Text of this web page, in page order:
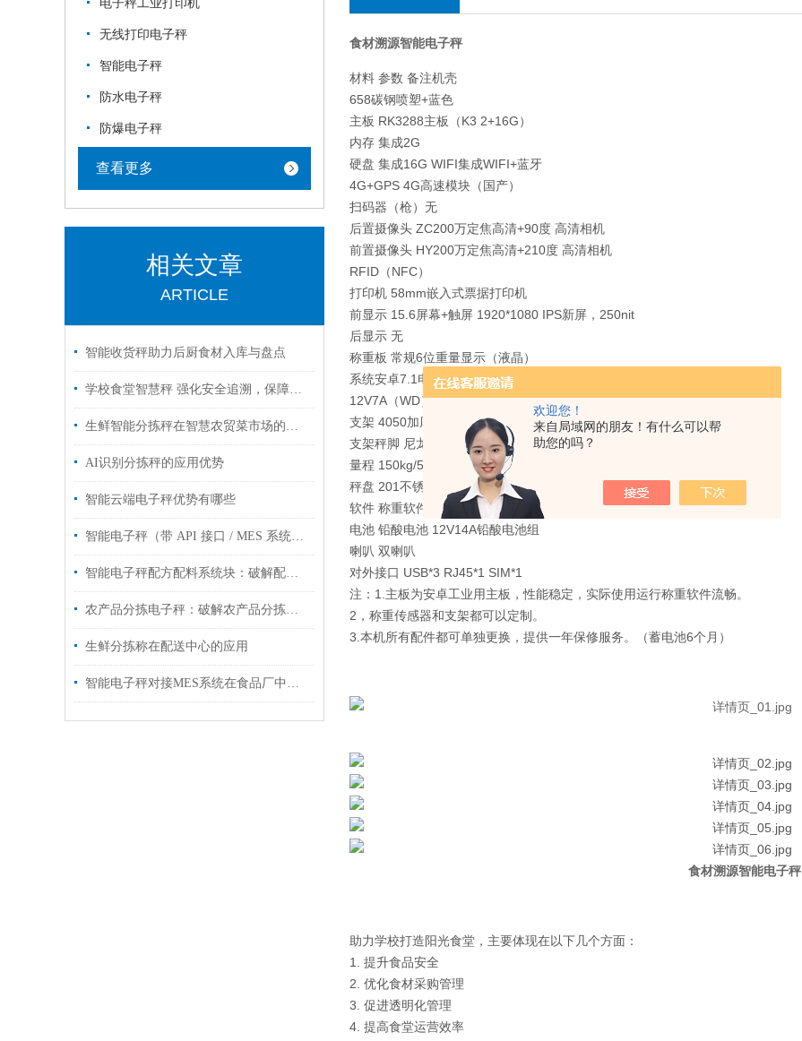
欢迎您！
来自局域网的朋友！有什么可以帮
助您的吗？
电子秤工业打印机
无线打印电子秤
智能电子秤
防水电子秤
防爆电子秤
查看更多
相关文章
ARTICLE
智能收货秤助力后厨食材入库与盘点
学校食堂智慧秤 强化安全追溯，保障饮食安全
生鲜智能分拣秤在智慧农贸菜市场的应用
AI识别分拣秤的应用优势
智能云端电子秤优势有哪些
智能电子秤（带 API 接口 / MES 系统对接）工业管控智能化升级
智能电子秤配方配料系统块：破解配方配料痛点，筑牢生产精准防线
农产品分拣电子秤：破解农产品分拣难题
生鲜分拣称在配送中心的应用
智能电子秤对接MES系统在食品厂中的应用
食材溯源智能电子秤
材料 参数 备注机壳
658碳钢喷塑+蓝色
主板 RK3288主板（K3 2+16G）
内存 集成2G
硬盘 集成16G WIFI集成WIFI+蓝牙
4G+GPS 4G高速模块（国产）
扫码器（枪）无
后置摄像头 ZC200万定焦高清+90度 高清相机
前置摄像头 HY200万定焦高清+210度 高清相机
RFID（NFC）
打印机 58mm嵌入式票据打印机
前显示 15.6屏幕+触屏 1920*1080 IPS新屏，250nit
后显示 无
称重板 常规6位重量显示（液晶）
系统安卓7.1电源
12V7A（WD）
支架 4050加厚碳钢支架 可定制
支架秤脚 尼龙轮
量程 150kg/50g可定制
秤盘 201不锈钢40*50cm无，提供SDK可定制
软件 称重软件
电池 铅酸电池 12V14A铅酸电池组
喇叭 双喇叭
对外接口 USB*3 RJ45*1 SIM*1
注：1.主板为安卓工业用主板，性能稳定，实际使用运行称重软件流畅。
2，称重传感器和支架都可以定制。
3.本机所有配件都可单独更换，提供一年保修服务。（蓄电池6个月）
食材溯源智能电子秤
助力学校打造阳光食堂，主要体现在以下几个方面：
1. 提升食品安全
2. 优化食材采购管理
3. 促进透明化管理
4. 提高食堂运营效率